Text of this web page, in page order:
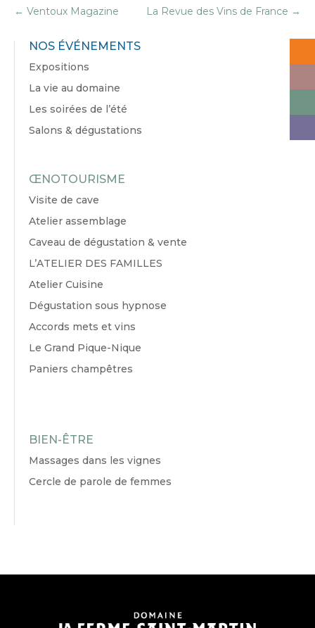
← Ventoux Magazine La Revue des Vins de France →
NOS ÉVÉNEMENTS
Expositions
La vie au domaine
Les soirées de l’été
Salons & dégustations
ŒNOTOURISME
Visite de cave
Atelier assemblage
Caveau de dégustation & vente
L’ATELIER DES FAMILLES
Atelier Cuisine
Dégustation sous hypnose
Accords mets et vins
Le Grand Pique-Nique
Paniers champêtres
BIEN-ÊTRE
Massages dans les vignes
Cercle de parole de femmes